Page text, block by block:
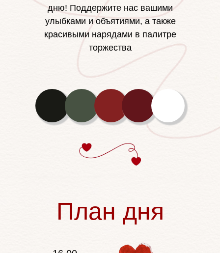
дню! Поддержите нас вашими
улыбками и объятиями, а также
красивыми нарядами в палитре
торжества
План дня